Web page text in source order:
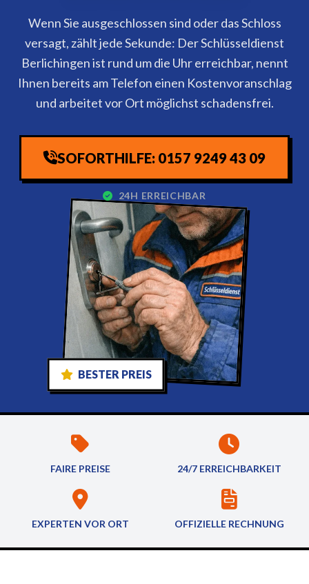
Wenn Sie ausgeschlossen sind oder das Schloss
versagt, zählt jede Sekunde: Der Schlüsseldienst
Berlichingen ist rund um die Uhr erreichbar, nennt
Ihnen bereits am Telefon einen Kostenvoranschlag
und arbeitet vor Ort möglichst schadensfrei.
SOFORTHILFE: 0157 9249 43 09
24H ERREICHBAR
BESTER PREIS
FAIRE PREISE 24/7 ERREICHBARKEIT
EXPERTEN VOR ORT OFFIZIELLE RECHNUNG